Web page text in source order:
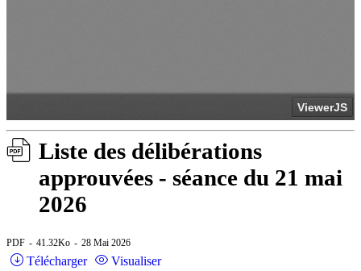
Liste des délibérations
approuvées - séance du 21 mai
2026
PDF 41.32Ko 28 Mai 2026
Télécharger
Visualiser